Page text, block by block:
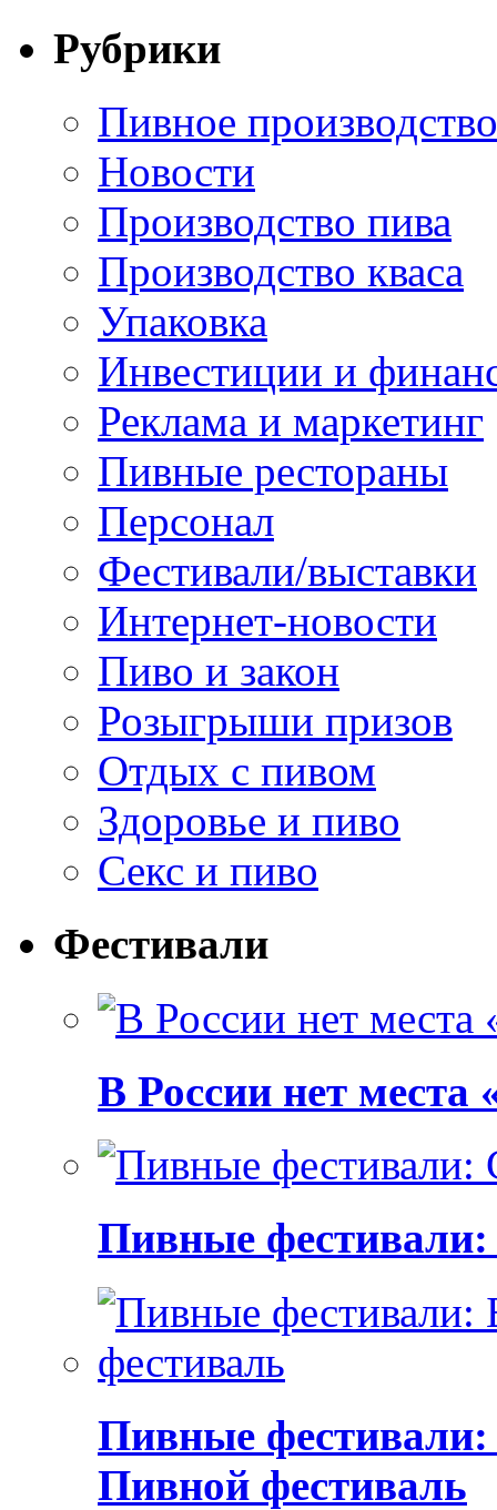
Рубрики
Пивное производство
Новости
Производство пива
Производство кваса
Упаковка
Инвестиции и
Реклама и маркетинг
Пивные рестораны
Персонал
Фестивали/выставки
Интернет-новости
Пиво и закон
Розыгрыши призов
Отдых с пивом
Здоровье и пиво
Секс и пиво
Фестивали
В России нет места
Пивные фестивали:
Пивные
Пивной фестиваль